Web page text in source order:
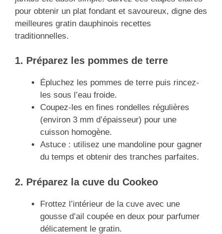
pour obtenir un plat fondant et savoureux, digne des
meilleures gratin dauphinois recettes
traditionnelles.
1. Préparez les pommes de terre
Épluchez les pommes de terre puis rincez-
les sous l’eau froide.
Coupez-les en fines rondelles régulières
(environ 3 mm d’épaisseur) pour une
cuisson homogène.
Astuce : utilisez une mandoline pour gagner
du temps et obtenir des tranches parfaites.
2. Préparez la cuve du Cookeo
Frottez l’intérieur de la cuve avec une
gousse d’ail coupée en deux pour parfumer
délicatement le gratin.